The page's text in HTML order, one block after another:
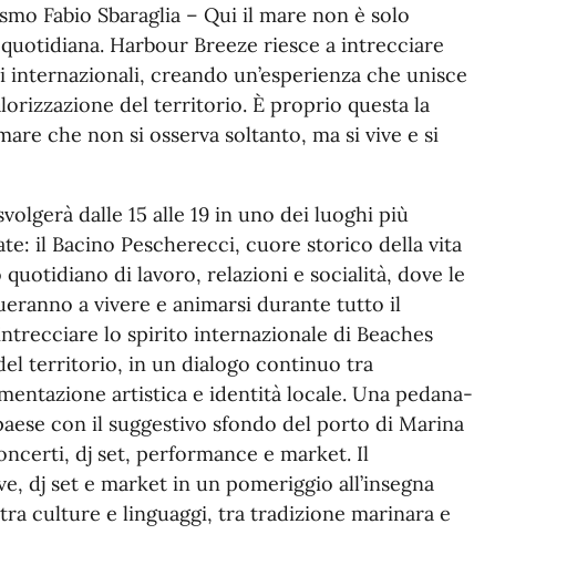
Fabio Sbaraglia – Qui il mare non è solo
Harbour Breeze riesce a intrecciare
creando un’esperienza che unisce
del territorio. È proprio questa la
che non si osserva soltanto, ma si vive e si
dalle 15 alle 19 in uno dei luoghi più
il Bacino Pescherecci, cuore storico della vita
di lavoro, relazioni e socialità, dove le
a vivere e animarsi durante tutto il
lo spirito internazionale di Beaches
territorio, in un dialogo continuo tra
artistica e identità locale. Una pedana-
con il suggestivo sfondo del porto di Marina
dj set, performance e market. Il
dj set e market in un pomeriggio all’insegna
culture e linguaggi, tra tradizione marinara e